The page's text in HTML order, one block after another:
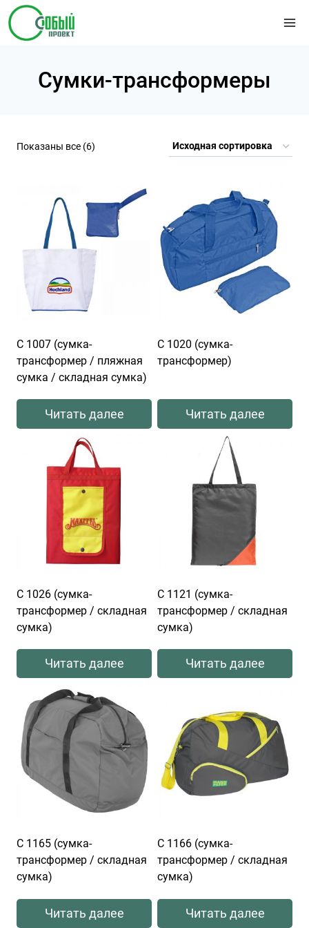
Перейти
содержимому
Сумки-трансформеры
Показаны все (6)
С 1007 (сумка-
трансформер / пляжная
сумка / складная сумка)
Читать далее
С 1020 (сумка-
трансформер)
Читать далее
С 1026 (сумка-
трансформер / складная
сумка)
Читать далее
С 1121 (сумка-
трансформер / складная
сумка)
Читать далее
С 1165 (сумка-
трансформер / складная
сумка)
Читать далее
С 1166 (сумка-
трансформер / складная
сумка)
Читать далее